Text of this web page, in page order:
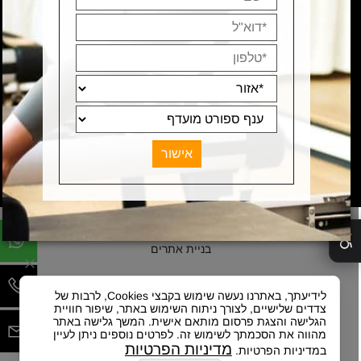
© 2021 All Rights Reserved
בניית אתרים
✕
לידיעתך, באתרנו נעשה שימוש בקבצי Cookies, לרבות של
צדדים שלישיים, לצורך ניתוח השימוש באתר, שיפור חוויית
הגלישה והצגת פרסום מותאם אישית. המשך גלישה באתר
מהווה את הסכמתך לשימוש זה. לפרטים נוספים ניתן לעיין
במדיניות הפרטיות. מדיניות הפרטיות